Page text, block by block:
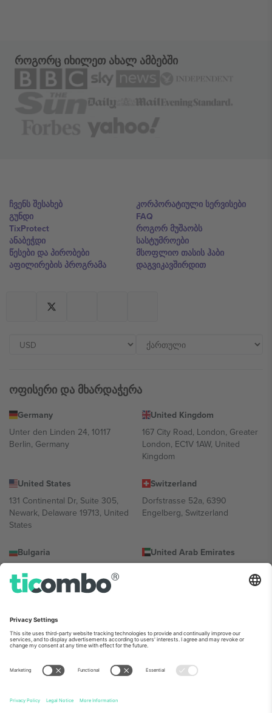
როგორც იხილეთ ახალ ამბებში
ჩვენს შესახებ
გუნდი
TixProtect
ანაბეჭდი
წესები და პირობები
აფილირების პროგრამა
კორპორატიული სერვისები
FAQ
როგორ მუშაობს
სასტუმროები
მსოფლიო თასის ჰაბი
დაგვიკავშირდით
ოფისერი და მხარდაჭერა
Germany
Unter den Linden 24, 10117
Berlin, Germany
United Kingdom
167 City Road, London, Greater
London, EC1V 1AW, United
Kingdom
United States
131 Continental Dr, Suite 305,
Newark, Delaware 19713, United
States
Switzerland
Dorfstrasse 52a, 6390
Engelberg, Switzerland
Bulgaria
Totleben 53-55, 1606 Sofia,
Bulgaria
United Arab Emirates
Building A1, Office 302, Dubai,
Mexico
Av Chapultepec 360, Roma
Norte, Cuauhtémoc, 06700
Ciudad de México, CDMX,
Mexico
პლატფორმის პროვაიდერის იურიდიული პირი იცვლება